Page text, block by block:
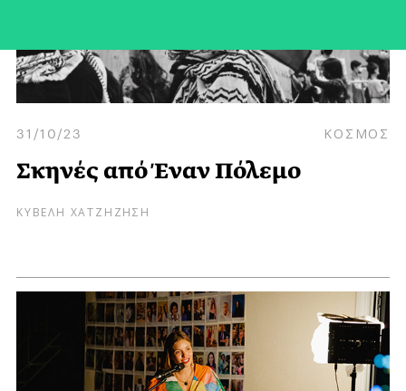
31/10/23 ΚΟΣΜΟΣ
Σκηνές από Έναν Πόλεμο
ΚΥΒΕΛΗ ΧΑΤΖΗΖΗΣΗ